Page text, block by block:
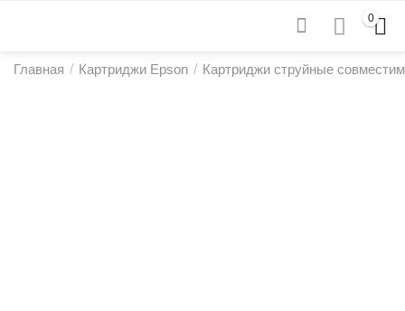
0
Главная / Картриджи Epson / Картриджи струйные